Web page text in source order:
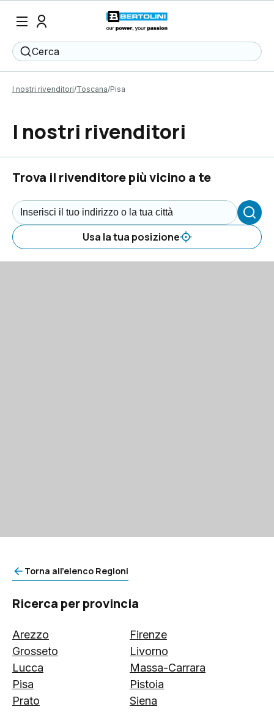
Cerca
I nostri rivenditori Toscana Pisa
I nostri rivenditori
Trova il rivenditore più vicino a te
Usa la tua posizione
Torna all'elenco Regioni
Ricerca per provincia
Arezzo
Firenze
Grosseto
Livorno
Lucca
Massa-Carrara
Pisa
Pistoia
Prato
Siena